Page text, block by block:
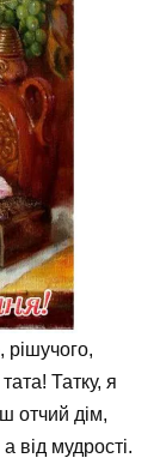
рішучого,
Татку, я
отчий дім,
від мудрості.